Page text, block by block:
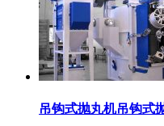
吊钩式抛丸机吊钩式